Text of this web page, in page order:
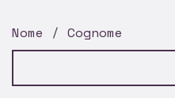
Nome / Cognome